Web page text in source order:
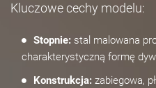
Kluczowe cechy modelu:
Stopnie: stal malowana
charakterystyczną formę
Konstrukcja: zabiegowa,